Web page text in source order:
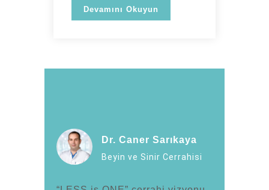
Devamını Okuyun
Dr. Caner Sarıkaya
Beyin ve Sinir Cerrahisi